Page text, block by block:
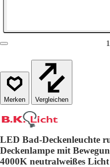
1
Vergleichen
LED Bad-Deckenleuchte
Deckenlampe mit
4000K neutralweißes